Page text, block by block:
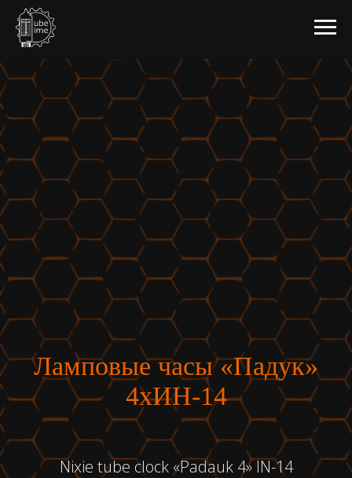
Ламповые часы «Падук»
4хИН-14
Nixie tube clock «Padauk 4» IN-14